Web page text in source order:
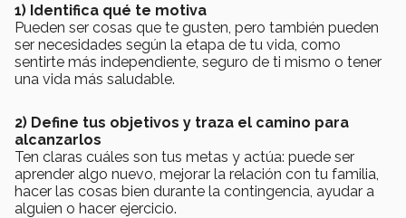
1) Identifica qué te motiva
Pueden ser cosas que te gusten, pero también pueden
ser necesidades según la etapa de tu vida, como
sentirte más independiente, seguro de ti mismo o tener
una vida más saludable.
2) Define tus objetivos y traza el camino para
alcanzarlos
Ten claras cuáles son tus metas y actúa: puede ser
aprender algo nuevo, mejorar la relación con tu familia,
hacer las cosas bien durante la contingencia, ayudar a
alguien o hacer ejercicio.